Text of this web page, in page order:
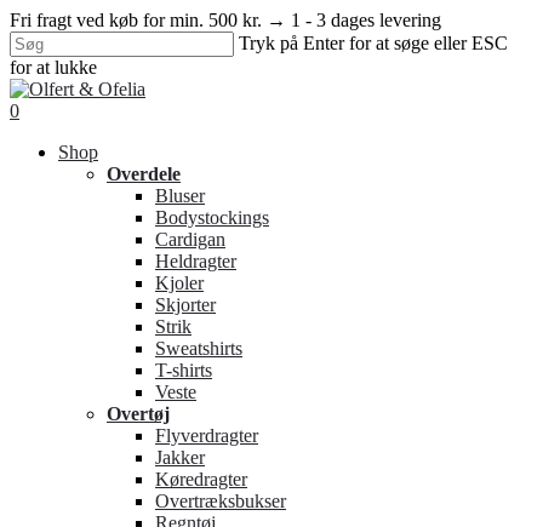
Skip
to
main
content
Fri fragt ved køb for min. 500 kr. → 1 - 3 dages levering
Tryk på Enter for at søge eller ESC
for at lukke
Close
Search
search
0
Shop
Overdele
Bluser
Bodystockings
Cardigan
Heldragter
Kjoler
Skjorter
Strik
Sweatshirts
T-shirts
Veste
Overtøj
Flyverdragter
Jakker
Køredragter
Overtræksbukser
Regntøj